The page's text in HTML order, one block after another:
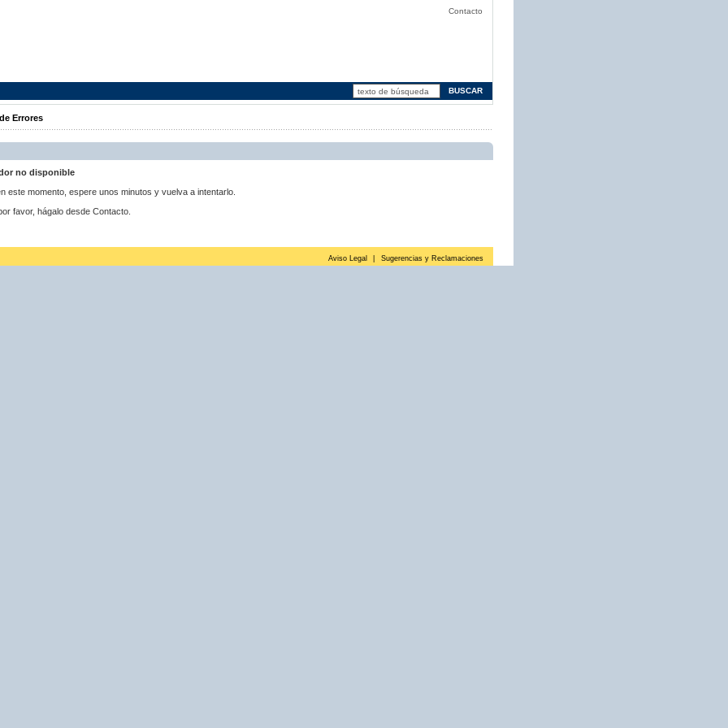
Contacto
Errores
no disponible
este momento, espere unos minutos y vuelva a intentarlo.
favor, hágalo desde Contacto.
Aviso Legal Sugerencias y Reclamaciones